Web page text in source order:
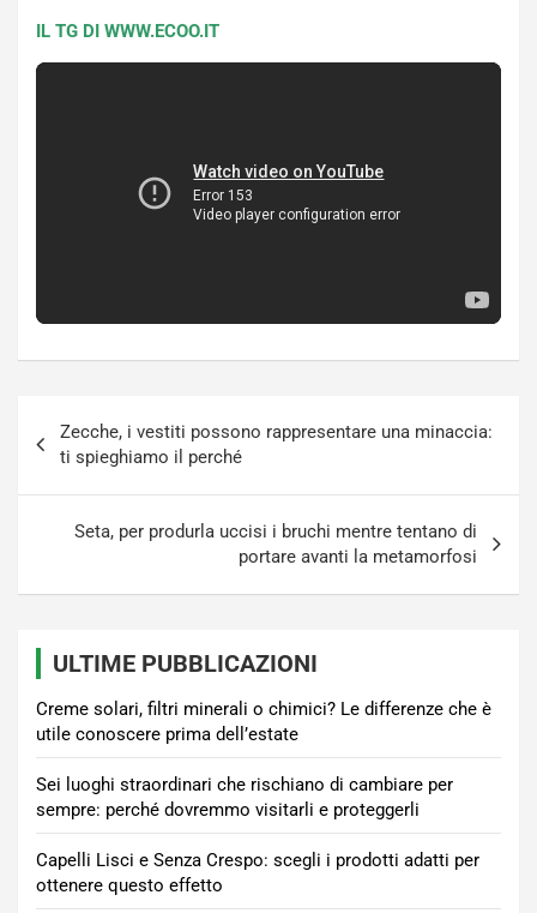
IL TG DI WWW.ECOO.IT
articoli
Zecche, i vestiti possono rappresentare una minaccia:
ti spieghiamo il perché
Seta, per produrla uccisi i bruchi mentre tentano di
portare avanti la metamorfosi
ULTIME PUBBLICAZIONI
Creme solari, filtri minerali o chimici? Le differenze che è
utile conoscere prima dell’estate
Sei luoghi straordinari che rischiano di cambiare per
sempre: perché dovremmo visitarli e proteggerli
Capelli Lisci e Senza Crespo: scegli i prodotti adatti per
ottenere questo effetto